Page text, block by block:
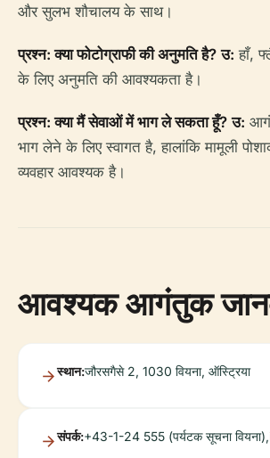
और सुलभ शौचालय के साथ।
प्रश्न: क्या फोटोग्राफी की अनुमति है? उ: हाँ,
के लिए अनुमति की आवश्यकता है।
प्रश्न: क्या मैं सेवाओं में भाग ले सकता हूँ? उ:
भाग लेने के लिए स्वागत है, हालांकि मामूली
व्यवहार आवश्यक है।
आवश्यक आगंतुक
स्थान:जौरसगैसे 2, 1030 वियना, ऑस्ट्रिया
संपर्क:+43-1-24 555 (पर्यटक सूचना वियना),